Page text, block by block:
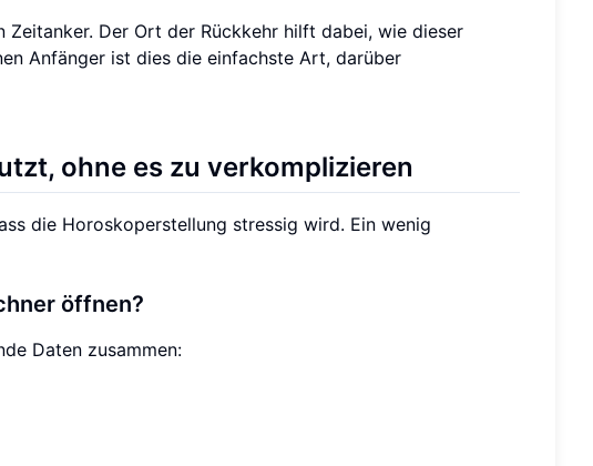
Der Ort der Rückkehr hilft dabei, wie dieser
Anfänger ist dies die einfachste Art, darüber
ohne es zu verkomplizieren
die Horoskoperstellung stressig wird. Ein wenig
öffnen?
Daten zusammen: